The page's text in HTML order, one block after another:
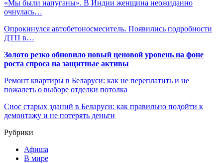
«Мы были напуганы». В Индии женщина неожиданно
очнулась…
Опрокинулся автобетоносмеситель. Появились подробности
ДТП в…
Золото резко обновило новый ценовой уровень на фоне
роста спроса на защитные активы
Ремонт квартиры в Беларуси: как не переплатить и не
пожалеть о выборе отделки потолка
Снос старых зданий в Беларуси: как правильно подойти к
демонтажу и не потерять деньги
Рубрики
Афиша
В мире